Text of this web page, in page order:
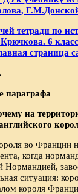
тетради по
6 класс
страница
параграфа
на
во Франции
когда
ситуация:
короля